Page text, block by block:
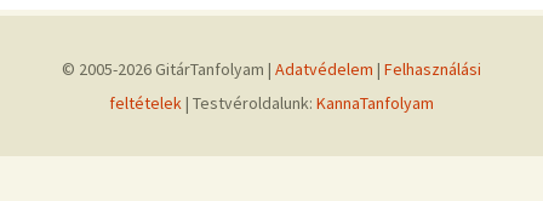
© 2005-2026 GitárTanfolyam | Adatvédelem | Felhasználási
feltételek | Testvéroldalunk: KannaTanfolyam